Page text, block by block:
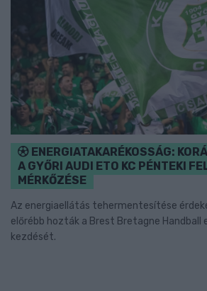
ENERGIATAKARÉKOSSÁG:
A GYŐRI AUDI ETO KC PÉNTEKI
MÉRKŐZÉSE
Az energiaellátás tehermentesítése
előrébb hozták a Brest Bretagne Handball
kezdését.